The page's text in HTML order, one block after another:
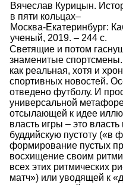
Вячеслав Курицын.
в пяти кольцах–
Москва-Екатеринбург:
ученый, 2019. – 244 с.
Светящие и потом
знаменитые
как реальная, хотя и
спортивных новостей.
отведено футболу. И
универсальной
отсылающей к идее
власть игры – это
буддийскую пустоту («в
формирование пустых
восхищение своим
всех этих ритмических
матч») или уводящей к